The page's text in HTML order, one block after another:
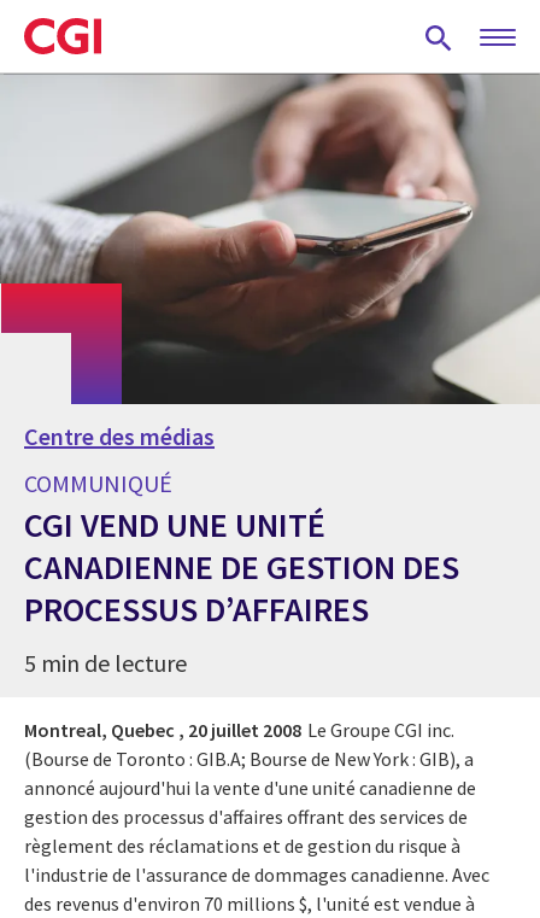
Skip
to
main
Centre des médias
COMMUNIQUÉ
CGI VEND UNE UNITÉ
CANADIENNE DE GESTION DES
PROCESSUS D’AFFAIRES
5 min de lecture
Montreal, Quebec , 20 juillet 2008 Le Groupe CGI inc.
(Bourse de Toronto : GIB.A; Bourse de New York : GIB), a
annoncé aujourd'hui la vente d'une unité canadienne de
gestion des processus d'affaires offrant des services de
règlement des réclamations et de gestion du risque à
l'industrie de l'assurance de dommages canadienne. Avec
des revenus d'environ 70 millions $, l'unité est vendue à